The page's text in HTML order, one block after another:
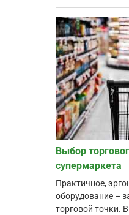
Выбор
супермаркета
Практичное,
оборудование –
торговой точки.